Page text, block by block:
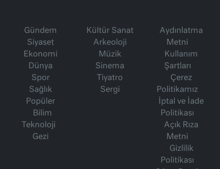
Gündem
Siyaset
Ekonomi
Dünya
Spor
Sağlık
Popüler
Bilim
Teknoloji
Gezi
Kültür Sanat
Arkeoloji
Müzik
Sinema
Tiyatro
Sergi
Aydınlatma
Metni
Kullanım
Şartları
Çerez
Politikamız
İptal ve İade
Politikası
Açık Rıza
Metni
Gizlilik
Politikası